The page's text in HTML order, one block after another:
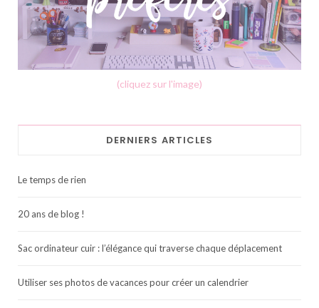
(cliquez sur l'image)
DERNIERS ARTICLES
Le temps de rien
20 ans de blog !
Sac ordinateur cuir : l’élégance qui traverse chaque déplacement
Utiliser ses photos de vacances pour créer un calendrier